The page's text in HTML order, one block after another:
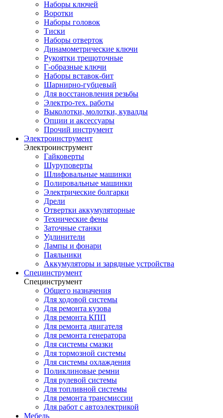
Наборы ключей
Воротки
Наборы головок
Тиски
Наборы отверток
Динамометрические ключи
Рукоятки трещоточные
Г-образные ключи
Наборы вставок-бит
Шарнирно-губцевый
Для восстановления резьбы
Электро-тех. работы
Выколотки, молотки, кувалды
Опции и аксессуары
Прочий инструмент
Электроинструмент
Электроинструмент
Гайковерты
Шуруповерты
Шлифовальные машинки
Полировальные машинки
Электрические болгарки
Дрели
Отвертки аккумуляторные
Технические фены
Заточные станки
Удлинители
Лампы и фонари
Паяльники
Аккумуляторы и зарядные устройства
Специнструмент
Специнструмент
Общего назначения
Для ходовой системы
Для ремонта кузова
Для ремонта КПП
Для ремонта двигателя
Для ремонта генератора
Для системы смазки
Для тормозной системы
Для системы охлаждения
Поликлиновые ремни
Для рулевой системы
Для топливной системы
Для ремонта трансмиссии
Для работ с автоэлектрикой
Мебель